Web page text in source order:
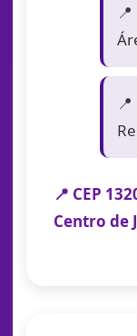
📍
📍
📍 CEP
Centro de